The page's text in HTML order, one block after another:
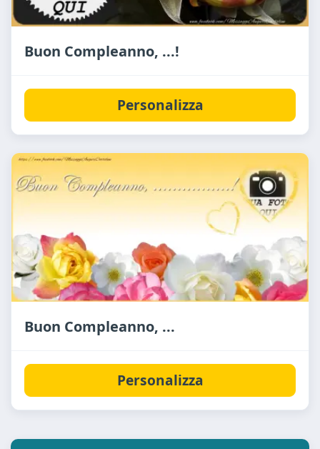
Buon Compleanno, ...!
Personalizza
Buon Compleanno, ...
Personalizza